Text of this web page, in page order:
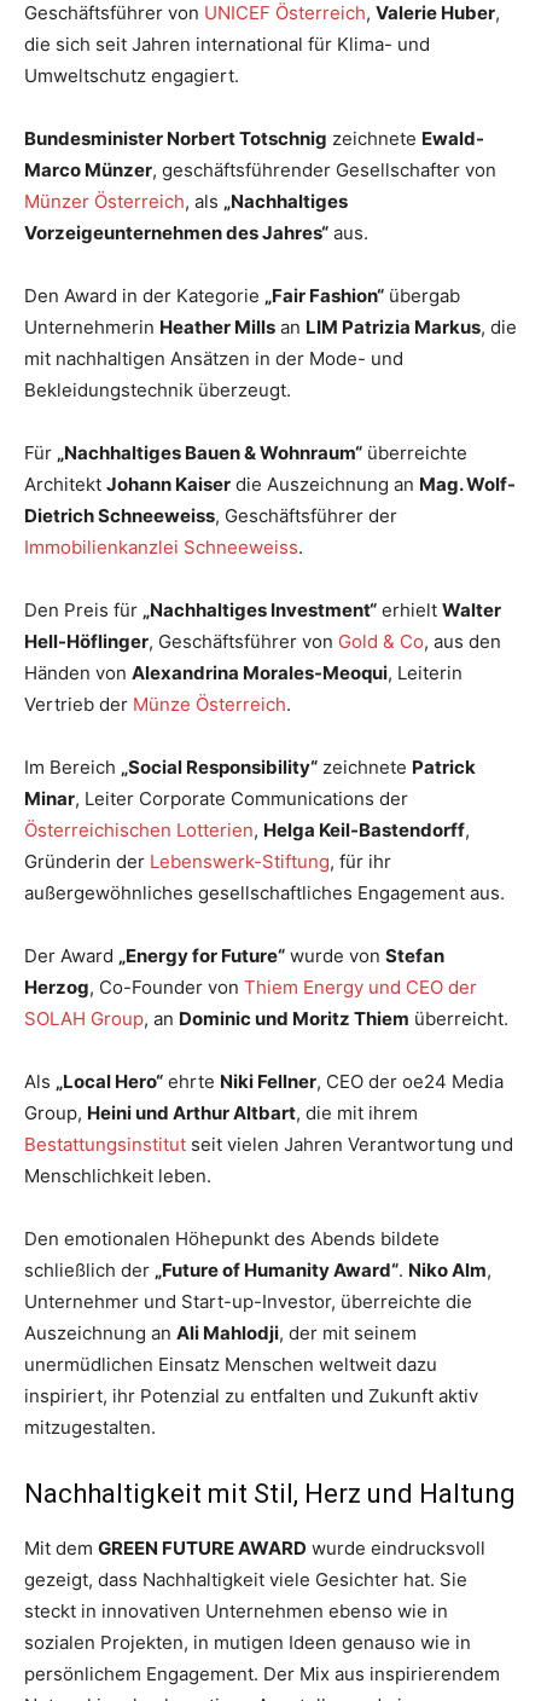
Geschäftsführer von UNICEF Österreich, Valerie Huber,
die sich seit Jahren international für Klima- und
Umweltschutz engagiert.
Bundesminister Norbert Totschnig zeichnete Ewald-
Marco Münzer, geschäftsführender Gesellschafter von
Münzer Österreich, als „Nachhaltiges
Vorzeigeunternehmen des Jahres“ aus.
Den Award in der Kategorie „Fair Fashion“ übergab
Unternehmerin Heather Mills an LIM Patrizia Markus, die
mit nachhaltigen Ansätzen in der Mode- und
Bekleidungstechnik überzeugt.
Für „Nachhaltiges Bauen & Wohnraum“ überreichte
Architekt Johann Kaiser die Auszeichnung an Mag. Wolf-
Dietrich Schneeweiss, Geschäftsführer der
Immobilienkanzlei Schneeweiss.
Den Preis für „Nachhaltiges Investment“ erhielt Walter
Hell-Höflinger, Geschäftsführer von Gold & Co, aus den
Händen von Alexandrina Morales-Meoqui, Leiterin
Vertrieb der Münze Österreich.
Im Bereich „Social Responsibility“ zeichnete Patrick
Minar, Leiter Corporate Communications der
Österreichischen Lotterien, Helga Keil-Bastendorff,
Gründerin der Lebenswerk-Stiftung, für ihr
außergewöhnliches gesellschaftliches Engagement aus.
Der Award „Energy for Future“ wurde von Stefan
Herzog, Co-Founder von Thiem Energy und CEO der
SOLAH Group, an Dominic und Moritz Thiem überreicht.
Als „Local Hero“ ehrte Niki Fellner, CEO der oe24 Media
Group, Heini und Arthur Altbart, die mit ihrem
Bestattungsinstitut seit vielen Jahren Verantwortung und
Menschlichkeit leben.
Den emotionalen Höhepunkt des Abends bildete
schließlich der „Future of Humanity Award“. Niko Alm,
Unternehmer und Start-up-Investor, überreichte die
Auszeichnung an Ali Mahlodji, der mit seinem
unermüdlichen Einsatz Menschen weltweit dazu
inspiriert, ihr Potenzial zu entfalten und Zukunft aktiv
mitzugestalten.
Nachhaltigkeit mit Stil, Herz und Haltung
Mit dem GREEN FUTURE AWARD wurde eindrucksvoll
gezeigt, dass Nachhaltigkeit viele Gesichter hat. Sie
steckt in innovativen Unternehmen ebenso wie in
sozialen Projekten, in mutigen Ideen genauso wie in
persönlichem Engagement. Der Mix aus inspirierendem